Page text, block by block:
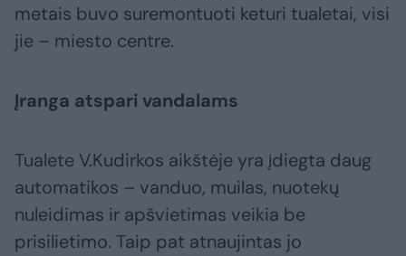
metais buvo suremontuoti keturi tualetai, visi
jie – miesto centre.
Įranga atspari vandalams
Tualete V.Kudirkos aikštėje yra įdiegta daug
automatikos – vanduo, muilas, nuotekų
nuleidimas ir apšvietimas veikia be
prisilietimo. Taip pat atnaujintas jo